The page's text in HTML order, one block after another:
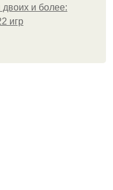
двоих и более:
игр